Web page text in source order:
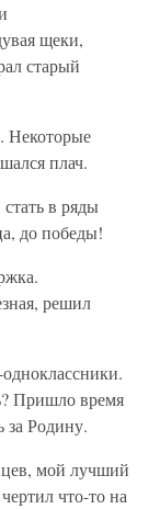
щеки,
старый
Некоторые
плач.
в ряды
до победы!
решил
Пришло время
за Родину.
мой лучший
что-то на